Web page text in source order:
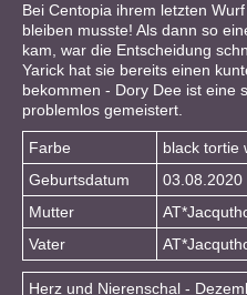
Bei Centopia ihrem letzten
bleiben musste! Als dann so
kam, war die Entscheidung
Yarick hat sie bereits einen
bekommen - Dory Dee ist eine
problemlos gemeistert.
Farbe
black tortie
Geburtsdatum
03.08.2020
Mutter
Vater
Herz und Nierenschal -